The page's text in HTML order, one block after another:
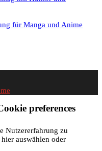
für Manga und Anime
preferences
Nutzererfahrung zu
auswählen oder